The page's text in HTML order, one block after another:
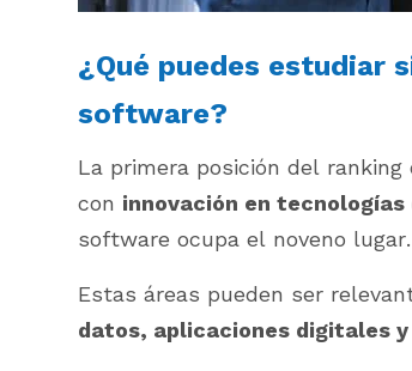
¿Qué puedes estudiar
software?
La primera posición del
con innovación en
software ocupa el noveno lugar.
Estas áreas pueden ser
datos, aplicaciones digitales